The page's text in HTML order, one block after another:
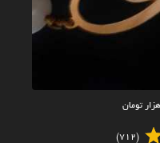
هزار تومان
(712)